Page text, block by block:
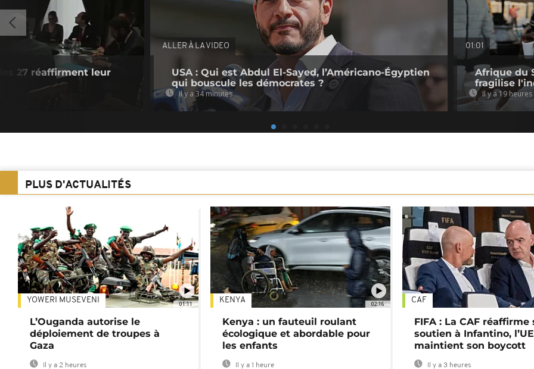
27 réaffirment leur
ALLER À LA VIDEO
USA : Qui est Abdul El-Sayed, l’Américano-Égyptien
qui bouscule les démocrates ?
Il y a 34 minutes
01:01
Afrique du
fragilise
Il y a 19 heures
PLUS D'ACTUALITÉS
01:11
YOWERI MUSEVENI
L’Ouganda autorise le
déploiement de troupes à
Gaza
Il y a 2 heures
02:16
KENYA
Kenya : un fauteuil roulant
écologique et abordable pour
les enfants
Il y a 1 heure
CAF
FIFA : La CAF réaffirme
soutien à Infantino,
maintient son boycott
Il y a 3 heures